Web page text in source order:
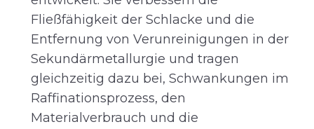
Fließfähigkeit der Schlacke und die
Entfernung von Verunreinigungen in der
Sekundärmetallurgie und tragen
gleichzeitig dazu bei, Schwankungen im
Raffinationsprozess, den
Materialverbrauch und die